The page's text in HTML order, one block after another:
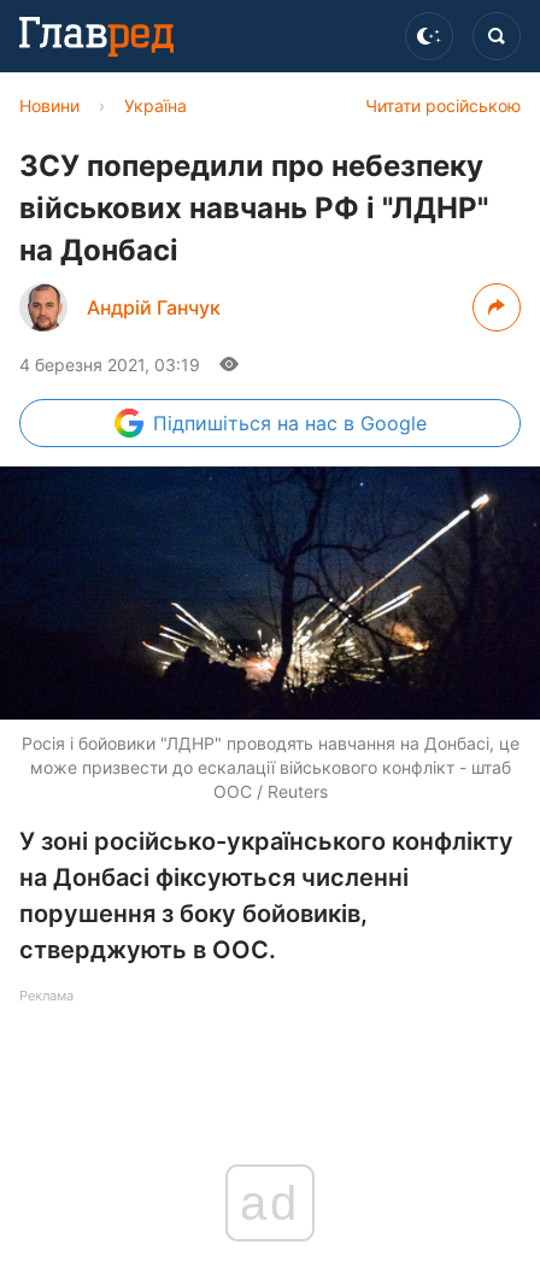
Читати російською
Новини › Україна
ЗСУ попередили про небезпеку
військових навчань РФ і "ЛДНР"
на Донбасі
Андрій Ганчук
4 березня 2021, 03:19
Підпишіться на нас в Google
Росія і бойовики "ЛДНР" проводять навчання на Донбасі, це
може призвести до ескалації військового конфлікт - штаб
ООС / Reuters
У зоні російсько-українського конфлікту
на Донбасі фіксуються численні
порушення з боку бойовиків,
стверджують в ООС.
Реклама
ad